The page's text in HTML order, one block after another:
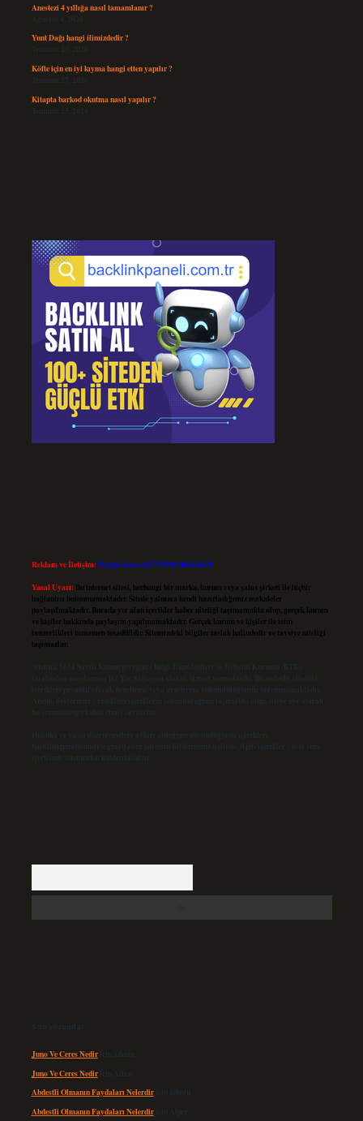
Anestezi 4 yıllığa nasıl tamamlanır ?
Ağustos 4, 2026
Yunt Dağı hangi ilimizdedir ?
Temmuz 29, 2026
Köfte için en iyi kıyma hangi etten yapılır ?
Temmuz 27, 2026
Kitapta barkod okutma nasıl yapılır ?
Temmuz 25, 2026
Reklam ve İletişim:Skype: live:.cid.575569c608265c69
Yasal Uyarı: Bu internet sitesi, herhangi bir marka, kurum veya şahıs şirketi ile hiçbir
bağlantısı bulunmamaktadır. Sitede yalnızca kendi hazırladığımız makaleler
paylaşılmaktadır. Burada yer alan içerikler haber niteliği taşımamakta olup, gerçek kurum
ve kişiler hakkında paylaşım yapılmamaktadır. Gerçek kurum ve kişiler ile isim
benzerlikleri tamamen tesadüfidir. Sitemizdeki bilgiler taslak halindedir ve tavsiye niteliği
taşımazlar.
Sitemiz, 5651 Sayılı Kanun gereğince Bilgi Teknolojileri ve İletişim Kurumu (BTK)
tarafından onaylanmış bir Yer Sağlayıcı olarak hizmet vermektedir. Bu nedenle, sitedeki
içerikleri proaktif olarak denetleme veya araştırma yükümlülüğümüz bulunmamaktadır.
Ancak, üyelerimiz yazdıkları içeriklerin sorumluluğunu taşımakta olup, siteye üye olarak
bu sorumluluğu kabul etmiş sayılırlar.
Hukuka ve yasal düzenlemelere aykırı olduğunu düşündüğünüz içerikleri,
backlinkpanelicomtr@gmail.com adresine bildirmeniz halinde, ilgili içerikler yasal süre
içerisinde sitemizden kaldırılacaktır.
Son yorumlar
Juno Ve Ceres Nediriçin admin
Juno Ve Ceres Nediriçin Altan
Abdestli Olmanın Faydaları Nelerdiriçin admin
Abdestli Olmanın Faydaları Nelerdiriçin Alper